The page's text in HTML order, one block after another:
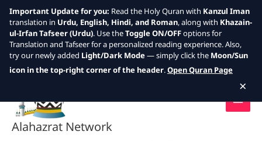
Skip
Alahazrat Network
Important Update for you: Read the Holy Quran with Kanzul Iman
translation in Urdu, English, Hindi, and Roman, along with Khazain-
ul-Irfan Tafseer (Urdu). Use theToggle ON/OFFoptions for
Translation and Tafseer for a personalized reading experience. Also,
try our newly added Light/Dark Mode— simply click the Moon/Sun
icon in the top-right corner of the header.Open Quran Page
×